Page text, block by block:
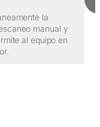
la
manual y
al equipo en